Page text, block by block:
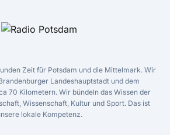
Zeit für Potsdam und die Mittelmark. Wir
Landeshauptstadt und dem
70 Kilometern. Wir bündeln das Wissen der
Wissenschaft, Kultur und Sport. Das ist
lokale Kompetenz.